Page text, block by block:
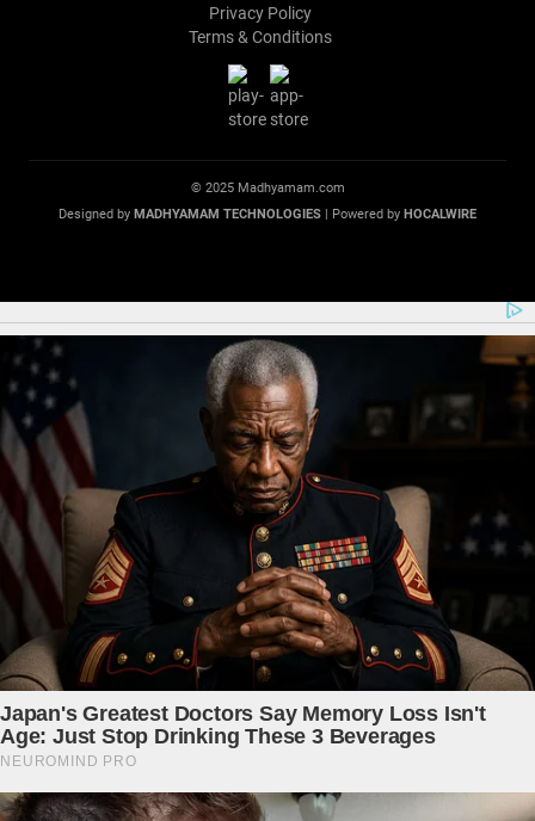
Privacy Policy
Terms & Conditions
© 2025 Madhyamam.com
Designed by MADHYAMAM TECHNOLOGIES | Powered by HOCALWIRE